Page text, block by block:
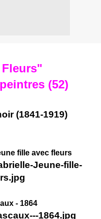
(52)
(1841-1919)
fille avec fleurs
- 1864